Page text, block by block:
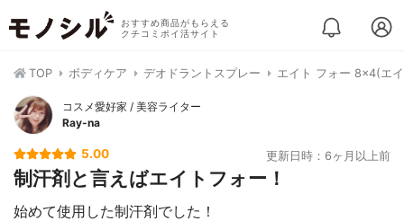
おすすめ商品がもらえる
クチコミポイ活サイト
TOP ボディケア デオドラントスプレー エイト フォー 8×4(エ
コスメ愛好家 / 美容ライター
Ray-na
5.00 更新日時：6ヶ月以上前
制汗剤と言えばエイトフォー！
始めて使用した制汗剤でした！